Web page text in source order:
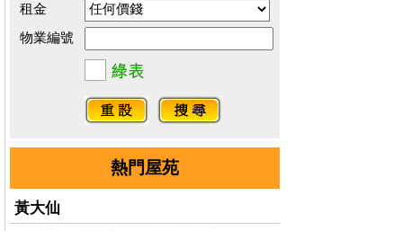
租金
物業編號
熱門屋苑
黃大仙